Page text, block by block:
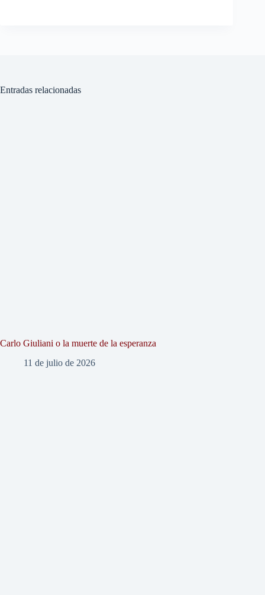
Entradas relacionadas
Carlo Giuliani o la muerte de la esperanza
11 de julio de 2026